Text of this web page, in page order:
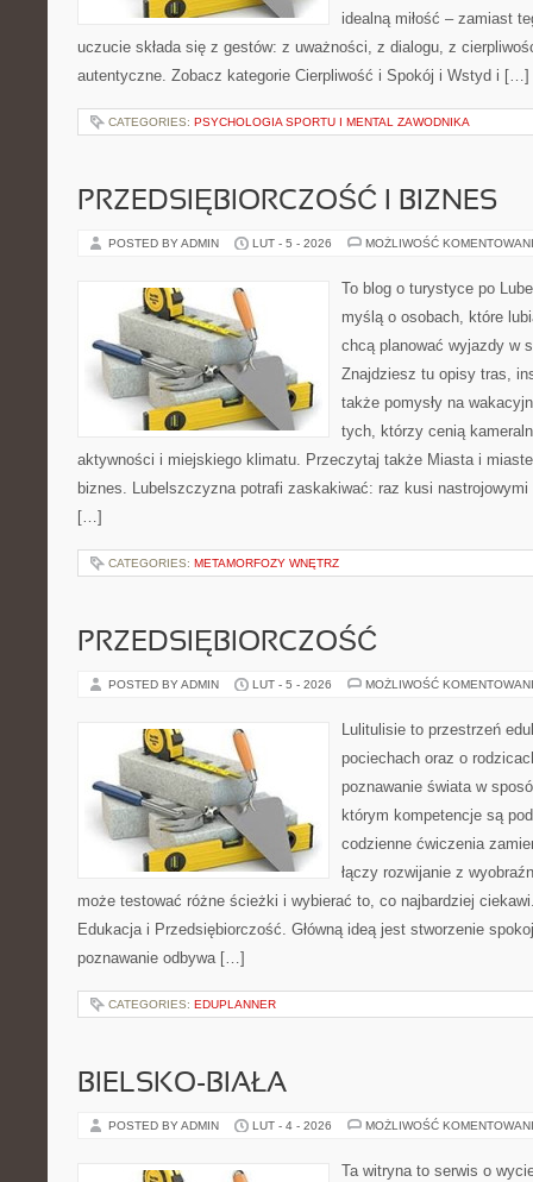
idealną miłość – zamiast
uczucie składa się z gestów: z uważności, z dialogu, z
autentyczne. Zobacz kategorie Cierpliwość i Spokój i Wstyd i […]
CATEGORIES: PSYCHOLOGIA SPORTU I MENTAL ZAWODNIKA
PRZEDSIĘBIORCZOŚĆ I BIZNES
POSTED BY ADMIN LUT - 5 - 2026 MOŻLIWOŚĆ
To blog o turystyce po
myślą o osobach, które
chcą planować wyjazdy w
Znajdziesz tu opisy tras,
także pomysły na
tych, którzy cenią
aktywności i miejskiego klimatu. Przeczytaj także Miasta i
biznes. Lubelszczyzna potrafi zaskakiwać: raz kusi
[…]
CATEGORIES: METAMORFOZY WNĘTRZ
PRZEDSIĘBIORCZOŚĆ
POSTED BY ADMIN LUT - 5 - 2026 MOŻLIWOŚĆ
Lulitulisie to przestrzeń
pociechach oraz o
poznawanie świata w
którym kompetencje są
codzienne ćwiczenia
łączy rozwijanie z
może testować różne ścieżki i wybierać to, co najbardziej
Edukacja i Przedsiębiorczość. Główną ideą jest stworzenie
poznawanie odbywa […]
CATEGORIES: EDUPLANNER
BIELSKO-BIAŁA
POSTED BY ADMIN LUT - 4 - 2026 MOŻLIWOŚĆ
Ta witryna to serwis o